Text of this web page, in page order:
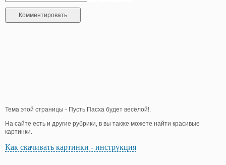
Тема этой страницы - Пусть Пасха будет весёлой!.
На сайте есть и другие рубрики, в вы также можете найти красивые
картинки.
Как скачивать картинки - инструкция